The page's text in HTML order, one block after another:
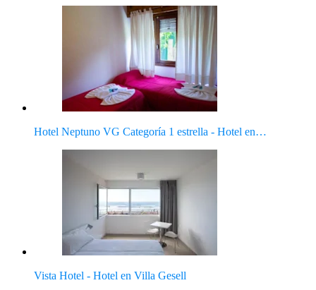
Hotel Neptuno VG Categoría 1 estrella - Hotel en…
Vista Hotel - Hotel en Villa Gesell